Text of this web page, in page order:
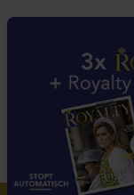
Royalty participeert in
dat Royalty
Deze website wordt